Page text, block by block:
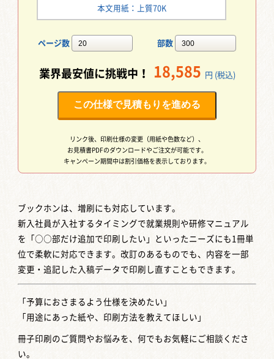
本文用紙：上質70K
ページ数 部数
業界最安値に挑戦中！ 18,585 円 (税込)
この仕様で見積もりを進める
リンク後、印刷仕様の変更（用紙や色数など）、
お見積書PDFのダウンロードやご注文が可能です。
キャンペーン期間中は割引価格を表示しております。
ブックホンは、増刷にも対応しています。
新入社員が入社するタイミングで就業規則や研修マニュアル
を「○○部だけ追加で印刷したい」といったニーズにも1冊単
位で柔軟に対応できます。改訂のあるものでも、内容を一部
変更・追記した入稿データで印刷し直すこともできます。
「予算におさまるよう仕様を決めたい」
「用途にあった紙や、印刷方法を教えてほしい」
冊子印刷のご質問やお悩みを、何でもお気軽にご相談くださ
い。